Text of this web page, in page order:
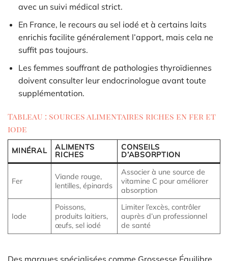
avec un suivi médical strict.
En France, le recours au sel iodé et à certains laits
enrichis facilite généralement l’apport, mais cela ne
suffit pas toujours.
Les femmes souffrant de pathologies thyroïdiennes
doivent consulter leur endocrinologue avant toute
supplémentation.
Tableau : sources alimentaires riches en fer et
iode
MINÉRAL
ALIMENTS
RICHES
CONSEILS
D’ABSORPTION
Fer
Viande rouge,
lentilles, épinards
Associer à une source de
vitamine C pour améliorer
absorption
Iode
Poissons,
produits laitiers,
œufs, sel iodé
Limiter l’excès, contrôler
auprès d’un professionnel
de santé